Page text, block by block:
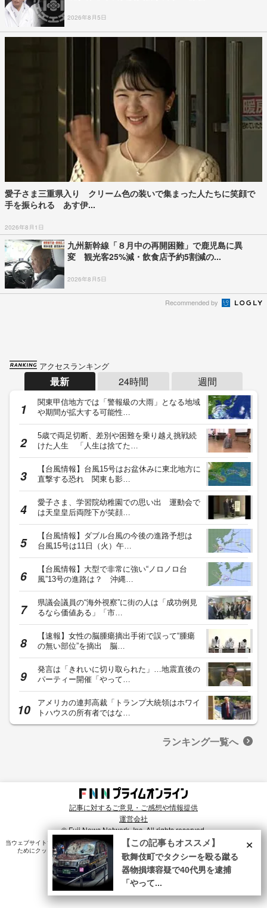
2026年8月5日
愛子さま三重県入り クリーム色の装いで集まった人たちに笑顔で
手を振られる あす伊...
2026年8月1日
九州新幹線「８月中の再開困難」で鹿児島に異
変 観光客25%減・飲食店予約5割減の...
2026年8月5日
Recommended by
アクセスランキング
最新 24時間 週間
関東甲信地方では「警報級の大雨」となる地域
や期間が拡大する可能性…
5歳で両足切断、差別や困難を乗り越え挑戦続
けた人生 「人生は捨てた…
【台風情報】台風15号はお盆休みに東北地方に
直撃する恐れ 関東も影…
愛子さま、学習院幼稚園での思い出 運動会で
は天皇皇后両陛下が笑顔…
【台風情報】ダブル台風の今後の進路予想は
台風15号は11日（火）午…
【台風情報】大型で非常に強い“ノロノロ台
風”13号の進路は？ 沖縄…
県議会議員の“海外視察”に街の人は「成功例見
るなら価値ある」「市…
【速報】女性の脳腫瘍摘出手術で誤って“腫瘍
の無い部位”を摘出 脳…
発言は「きれいに切り取られた」…地震直後の
パーティー開催「やって…
アメリカの連邦高裁「トランプ大統領はホワイ
トハウスの所有者ではな…
ランキング一覧へ
記事に対するご意見・ご感想や情報提供
運営会社
© Fuji News Network, Inc. All rights reserved.
当ウェブサイトでは、ユーザのニーズ・興味・関⼼に合致したコンテンツや広告配信を提供する
ためにクッキーを使⽤しています。詳細は、
プライバシーポリシー をご確認ください。×
【この記事もオススメ】
歌舞伎町でタクシーを殴る蹴る
器物損壊容疑で40代男を逮捕
「やって...